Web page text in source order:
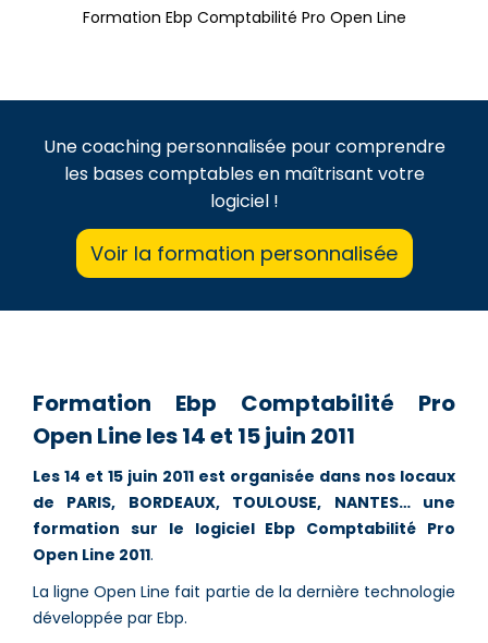
Formation Ebp Comptabilité Pro Open Line
Une coaching personnalisée pour comprendre
les bases comptables en maîtrisant votre
logiciel !
Voir la formation personnalisée
Formation Ebp Comptabilité Pro
Open Line les 14 et 15 juin 2011
Les 14 et 15 juin 2011 est organisée dans nos locaux
de PARIS, BORDEAUX, TOULOUSE, NANTES… une
formation sur le logiciel Ebp Comptabilité Pro
Open Line 2011.
La ligne Open Line fait partie de la dernière technologie
développée par Ebp.